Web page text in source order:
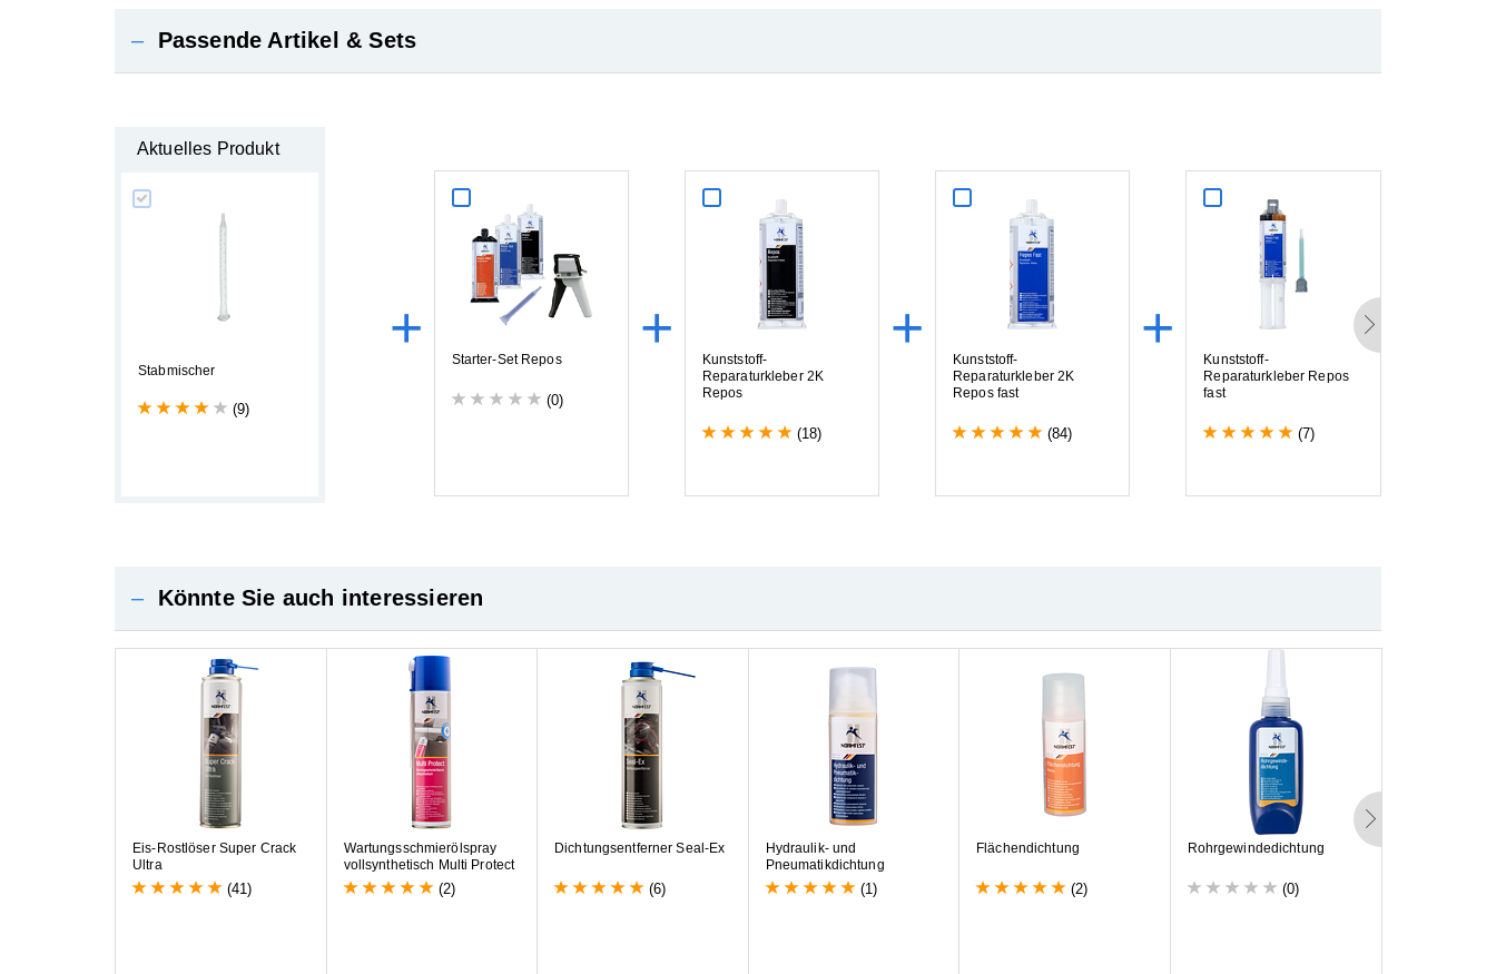
– Passende Artikel & Sets
Aktuelles Produkt
Stabmischer
(9)
+ Starter-Set Repos
(0)
+ Kunststoff-
Reparaturk leber 2 K
Repos
(18)
+ Kunststoff-
Reparaturk le ber 2 K
Repos fast
(84)
+ Kunststoff-
Reparaturk eber Repos
fast
(7)
– Könnte Sie auch interessieren
Eis- Rostlöser Super Crack
U ltra
(41)
Wartungsschmierö spray
vol synthetisch Mu ti Protect
(2)
Dichtungsentferner Seal -Ex
(6)
Hydrau li k- und
Pneumati kdichtung
(1)
F lächendichtung
(2)
Rohrgewindedichtung
(0)